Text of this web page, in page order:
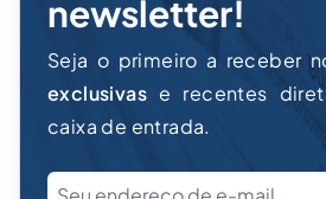
newsletter!
Seja o primeiro a receber
exclusivas e recentes
caixa de entrada.